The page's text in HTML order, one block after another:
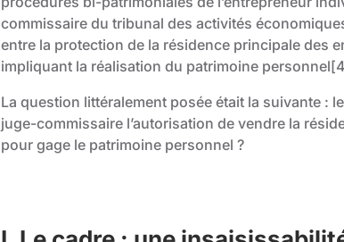
commissaire du tribunal des activités
entre la protection de la résidence principale des
impliquant la réalisation du patrimoine personnel
La question littéralement posée était la suivante :
juge-commissaire l’autorisation de vendre la
pour gage le patrimoine personnel ?